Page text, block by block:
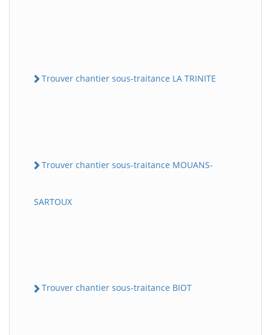
Trouver chantier sous-traitance LA TRINITE
Trouver chantier sous-traitance MOUANS-
SARTOUX
Trouver chantier sous-traitance BIOT